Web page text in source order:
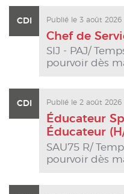
CDI Publié le 3 août 2026
Chef de
SIJ - PAJ/
pourvoir dès
CDI Publié le 2 août 2026
Éducateur
Éducateur
SAU75 R/
pourvoir dès